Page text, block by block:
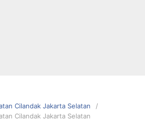
Cilandak Jakarta Selatan
Cilandak Jakarta Selatan